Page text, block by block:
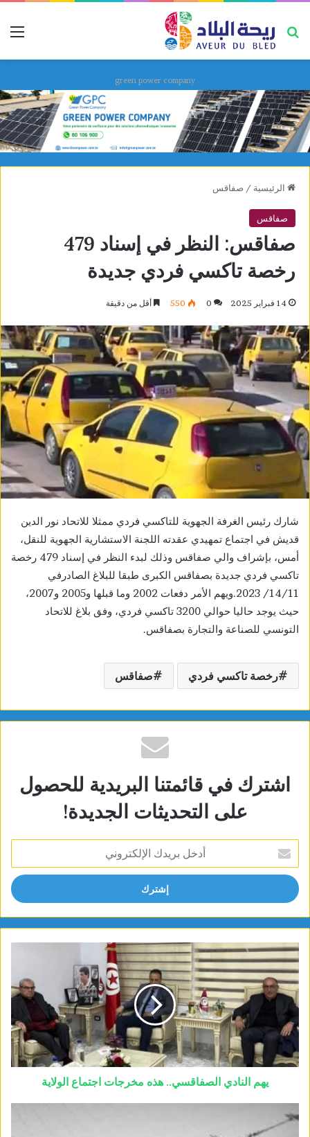
بحث عن
green power company
الرئيسية / صفاقس
صفاقس
صفاقس: النظر في إسناد 479
رخصة تاكسي فردي جديدة
14 فبراير 2025 0
550 أقل من دقيقة
شارك رئيس الغرفة الجهوية للتاكسي فردي ممثلا للاتحاد نور الدين
قديش في اجتماع تمهيدي عقدته اللجنة الاستشارية الجهوية للنقل،
أمس، بإشراف والي صفاقس وذلك لبدء النظر في إسناد 479 رخصة
تاكسي فردي جديدة بصفاقس الكبرى طبقا للبلاغ الصادرفي
14/11/ 2023.ويهم الأمر دفعات 2002 وما قبلها و2005 و2007،
حيث يوجد حاليا حوالي 3200 تاكسي فردي، وفق بلاغ للاتحاد
التونسي للصناعة والتجارة بصفاقس.
رخصة تاكسي فردي صفاقس
اشترك في قائمتنا البريدية للحصول
على التحديثات الجديدة!
بريدك
الإلكتروني
يهم النادي الصفاقسي.. هذه مخرجات اجتماع الولاية